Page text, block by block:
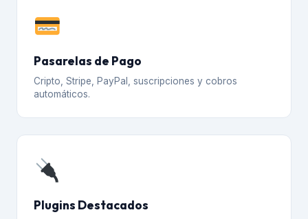
Pasarelas de Pago
Cripto, Stripe, PayPal, suscripciones y cobros
automáticos.
Plugins Destacados